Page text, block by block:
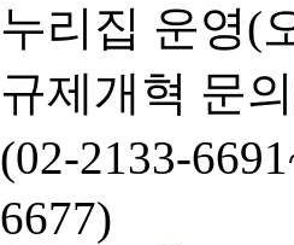
누리집 운영(
규제개혁 문
(02-2133-
6677)